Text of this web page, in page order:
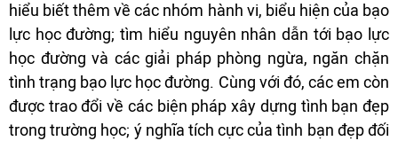
hiểu biết thêm về các nhóm hành vi, biểu hiện của bạo
lực học đường; tìm hiểu nguyên nhân dẫn tới bạo lực
học đường và các giải pháp phòng ngừa, ngăn chặn
tình trạng bạo lực học đường. Cùng với đó, các em còn
được trao đổi về các biện pháp xây dựng tình bạn đẹp
trong trường học; ý nghĩa tích cực của tình bạn đẹp đối